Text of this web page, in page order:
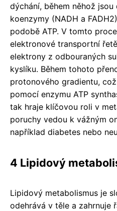
dýchání, během něhož
koenzymy (NADH a
podobě ATP. V tomto
elektronové transportní
elektrony z odbouraných
kyslíku. Během tohoto
protonového gradientu,
pomocí enzymu ATP
tak hraje klíčovou roli v
poruchy vedou k vážným
například diabetes nebo
4 Lipidový
Lipidový metabolismus je
odehrává v těle a zahrnuje